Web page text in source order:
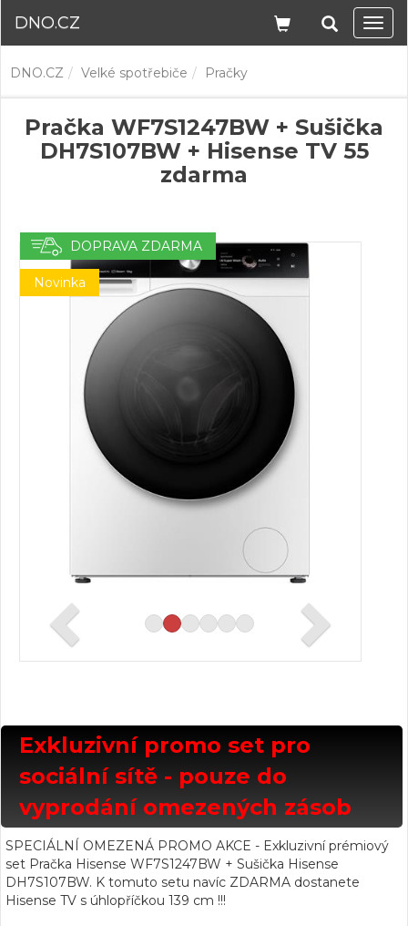
DNO.CZ
DNO.CZ Velké spotřebiče Pračky
Pračka WF7S1247BW + Sušička
DH7S107BW + Hisense TV 55
zdarma
DOPRAVA ZDARMA
Novinka
Exkluzivní promo set pro
sociální sítě - pouze do
vyprodání omezených zásob
SPECIÁLNÍ OMEZENÁ PROMO AKCE - Exkluzivní prémiový
set Pračka Hisense WF7S1247BW + Sušička Hisense
DH7S107BW. K tomuto setu navíc ZDARMA dostanete
Hisense TV s úhlopříčkou 139 cm !!!